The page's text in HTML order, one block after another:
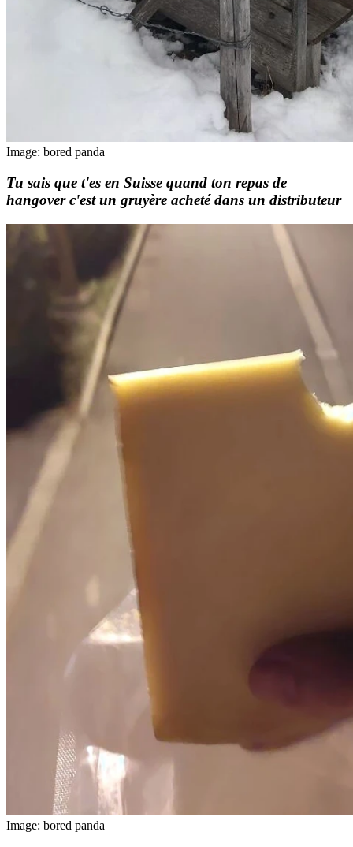
Image: bored panda
Tu sais que t'es en Suisse quand ton repas de
hangover c'est un gruyère acheté dans un distributeur
Image: bored panda